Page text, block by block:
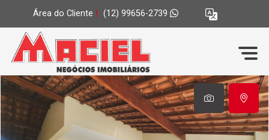
Área do Cliente (12) 99656-2739